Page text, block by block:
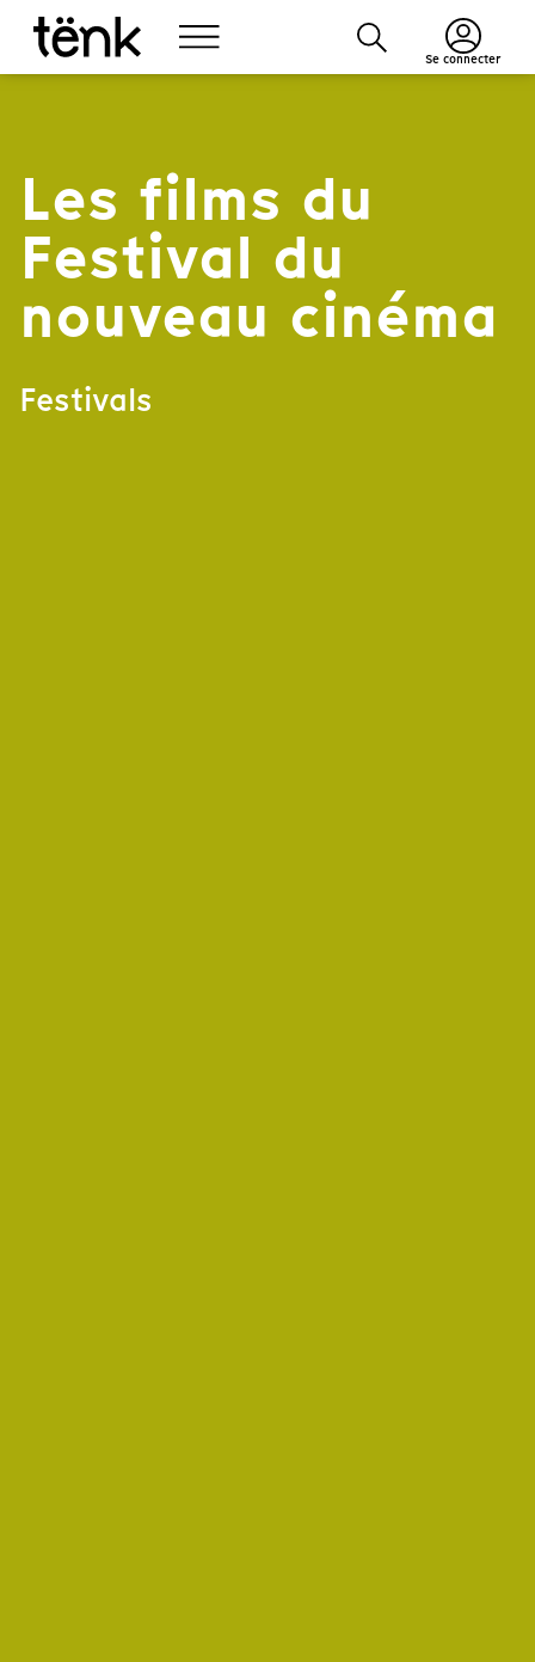
Se connecter
Les films du
Festival du
nouveau cinéma
Festivals